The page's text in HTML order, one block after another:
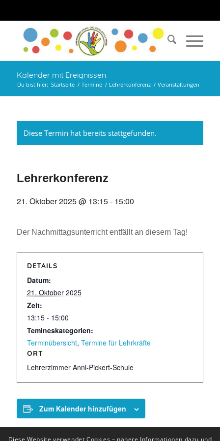
Kalender mit Ereignissen
Du bist hier: Startseite / Termine / Lehrerkonferenz / Veranstaltungen
Diese Termin hat bereits stattgefunden.
Lehrerkonferenz
21. Oktober 2025 @ 13:15- 15:00
Der Nachmittagsunterricht entfällt an diesem Tag!
DETAILS
Datum:
21. Oktober 2025
Zeit:
13:15 - 15:00
Temineskategorien:
Terminübersicht, Termine für Lehrkräfte
ORT
Lehrerzimmer Anni-Pickert-Schule
Zum Kalender hinzufügen